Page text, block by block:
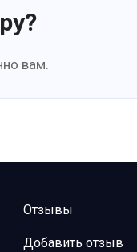
вам.
Отзывы
Добавить отзыв